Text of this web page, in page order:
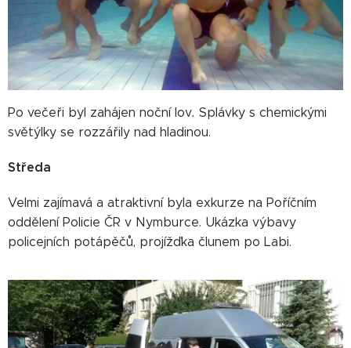
Po večeři byl zahájen noční lov. Splávky s chemickými
světýlky se rozzářily nad hladinou.
Středa
Velmi zajímavá a atraktivní byla exkurze na Poříčním
oddělení Policie ČR v Nymburce. Ukázka výbavy
policejních potápěčů, projížďka člunem po Labi.